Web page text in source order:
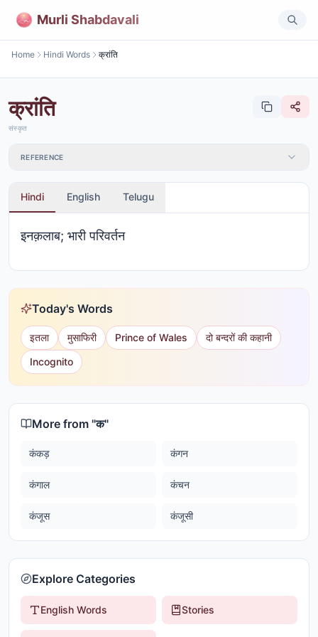
Murli Shabdavali
Home Hindi Words क्रांति
क्रांति
संस्कृत
REFERENCE
Hindi English Telugu
इनक़लाब; भारी परिवर्तन
Today's Words
इतला मुसाफिरी Prince of Wales
दो बन्दरों की कहानी
Incognito
More from "क"
कंकड़ कंगन
कंगाल कंचन
कंजूस कंजूसी
Explore Categories
English Words Stories